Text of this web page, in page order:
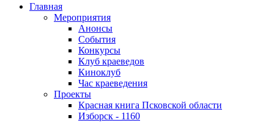
Главная
Мероприятия
Анонсы
События
Конкурсы
Клуб краеведов
Киноклуб
Час краеведения
Проекты
Красная книга Псковской области
Изборск - 1160